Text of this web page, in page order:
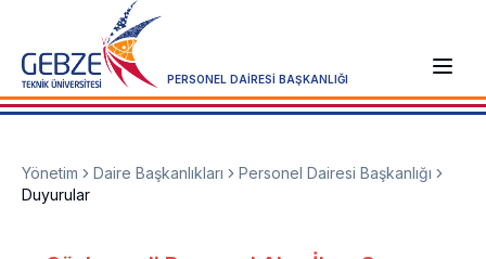
PERSONEL DAİRESİ BAŞKANLIĞI
Yönetim Daire Başkanlıkları
Personel Dairesi Başkanlığı
Duyurular